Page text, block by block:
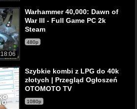
Warhammer 40,000: Dawn of
War III - Full Game PC 2k
Steam
480p
Szybkie kombi z LPG do 40k
złotych | Przegląd Ogłoszeń
OTOMOTO TV
1080p